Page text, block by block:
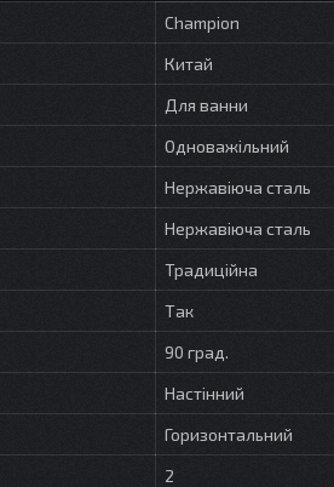
Champion
Китай
Для ванни
Одноважільний
Нержавіюча сталь
Нержавіюча сталь
Традиційна
Так
90 град.
Настінний
Горизонтальний
2